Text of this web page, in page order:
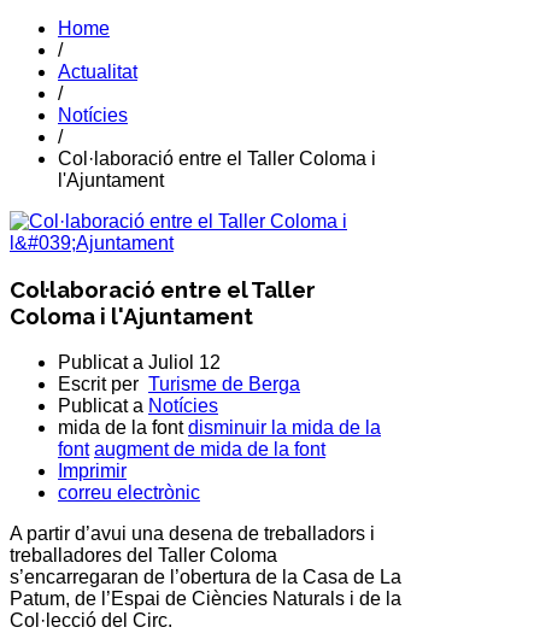
Home
/
Actualitat
/
Notícies
/
Col·laboració entre el Taller Coloma i
l'Ajuntament
Col·laboració entre el Taller
Coloma i l'Ajuntament
Publicat a Juliol 12
Escrit per Turisme de Berga
Publicat a Notícies
mida de la font disminuir la mida de la
font augment de mida de la font
Imprimir
correu electrònic
A partir d’avui una desena de treballadors i
treballadores del Taller Coloma
s’encarregaran de l’obertura de la Casa de La
Patum, de l’Espai de Ciències Naturals i de la
Col·lecció del Circ.